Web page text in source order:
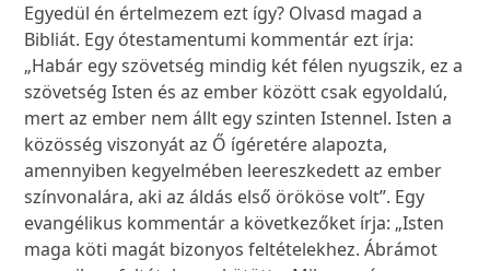
Egyedül én értelmezem ezt így? Olvasd magad a
Bibliát. Egy ótestamentumi kommentár ezt írja:
„Habár egy szövetség mindig két félen nyugszik, ez a
szövetség Isten és az ember között csak egyoldalú,
mert az ember nem állt egy szinten Istennel. Isten a
közösség viszonyát az Ő ígéretére alapozta,
amennyiben kegyelmében leereszkedett az ember
színvonalára, aki az áldás első örököse volt”. Egy
evangélikus kommentár a következőket írja: „Isten
maga köti magát bizonyos feltételekhez. Ábrámot